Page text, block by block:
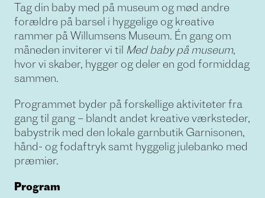
Tag din baby med på museum og mød andre
forældre på barsel i hyggelige og kreative
rammer på Willumsens Museum. Én gang om
måneden inviterer vi til Med baby på museum,
hvor vi skaber, hygger og deler en god formiddag
sammen.
Programmet byder på forskellige aktiviteter fra
gang til gang – blandt andet kreative værksteder,
babystrik med den lokale garnbutik Garnisonen,
hånd- og fodaftryk samt hyggelig julebanko med
præmier.
Program